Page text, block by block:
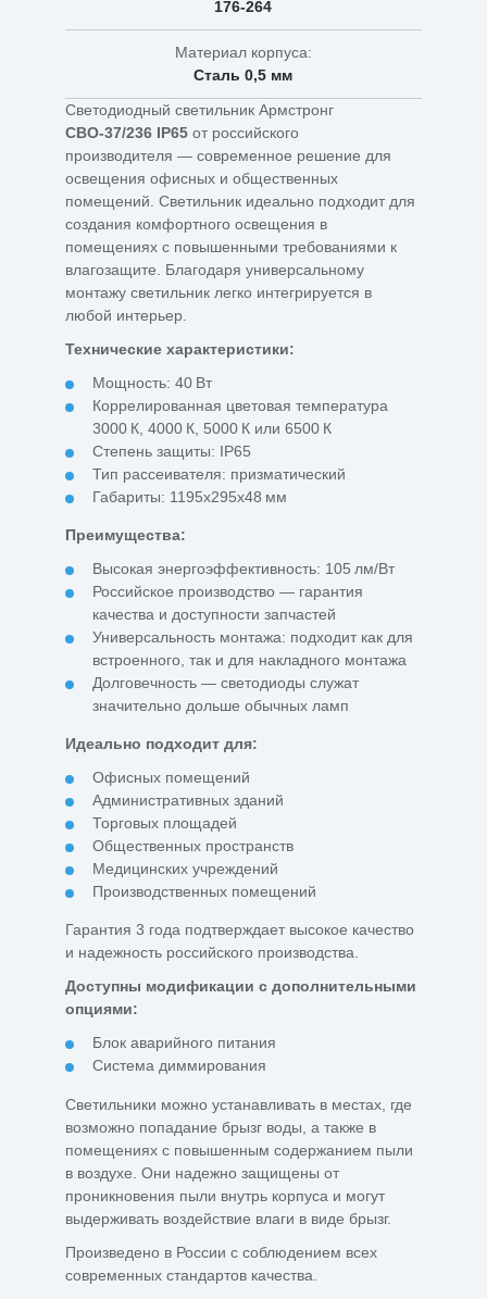
176-264
Материал корпуса:
Сталь 0,5 мм
Светодиодный светильник Армстронг
СВО-37/236 IP65от российского
производителя — современное решение для
освещения офисных и общественных
помещений. Светильник идеально подходит для
создания комфортного освещения в
помещениях с повышенными требованиями к
влагозащите. Благодаря универсальному
монтажу светильник легко интегрируется в
любой интерьер.
Технические характеристики:
Мощность: 40 Вт
Коррелированная цветовая температура
3000 К, 4000 К, 5000 К или 6500 К
Степень защиты: IP65
Тип рассеивателя: призматический
Габариты: 1195x295x48 мм
Преимущества:
Высокая энергоэффективность: 105 лм/Вт
Российское производство — гарантия
качества и доступности запчастей
Универсальность монтажа: подходит как для
встроенного, так и для накладного монтажа
Долговечность — светодиоды служат
значительно дольше обычных ламп
Идеально подходит для:
Офисных помещений
Административных зданий
Торговых площадей
Общественных пространств
Медицинских учреждений
Производственных помещений
Гарантия 3 года подтверждает высокое качество
и надежность российского производства.
Доступны модификации с дополнительными
опциями:
Блок аварийного питания
Система диммирования
Светильники можно устанавливать в местах, где
возможно попадание брызг воды, а также в
помещениях с повышенным содержанием пыли
в воздухе. Они надежно защищены от
проникновения пыли внутрь корпуса и могут
выдерживать воздействие влаги в виде брызг.
Произведено в России с соблюдением всех
современных стандартов качества.